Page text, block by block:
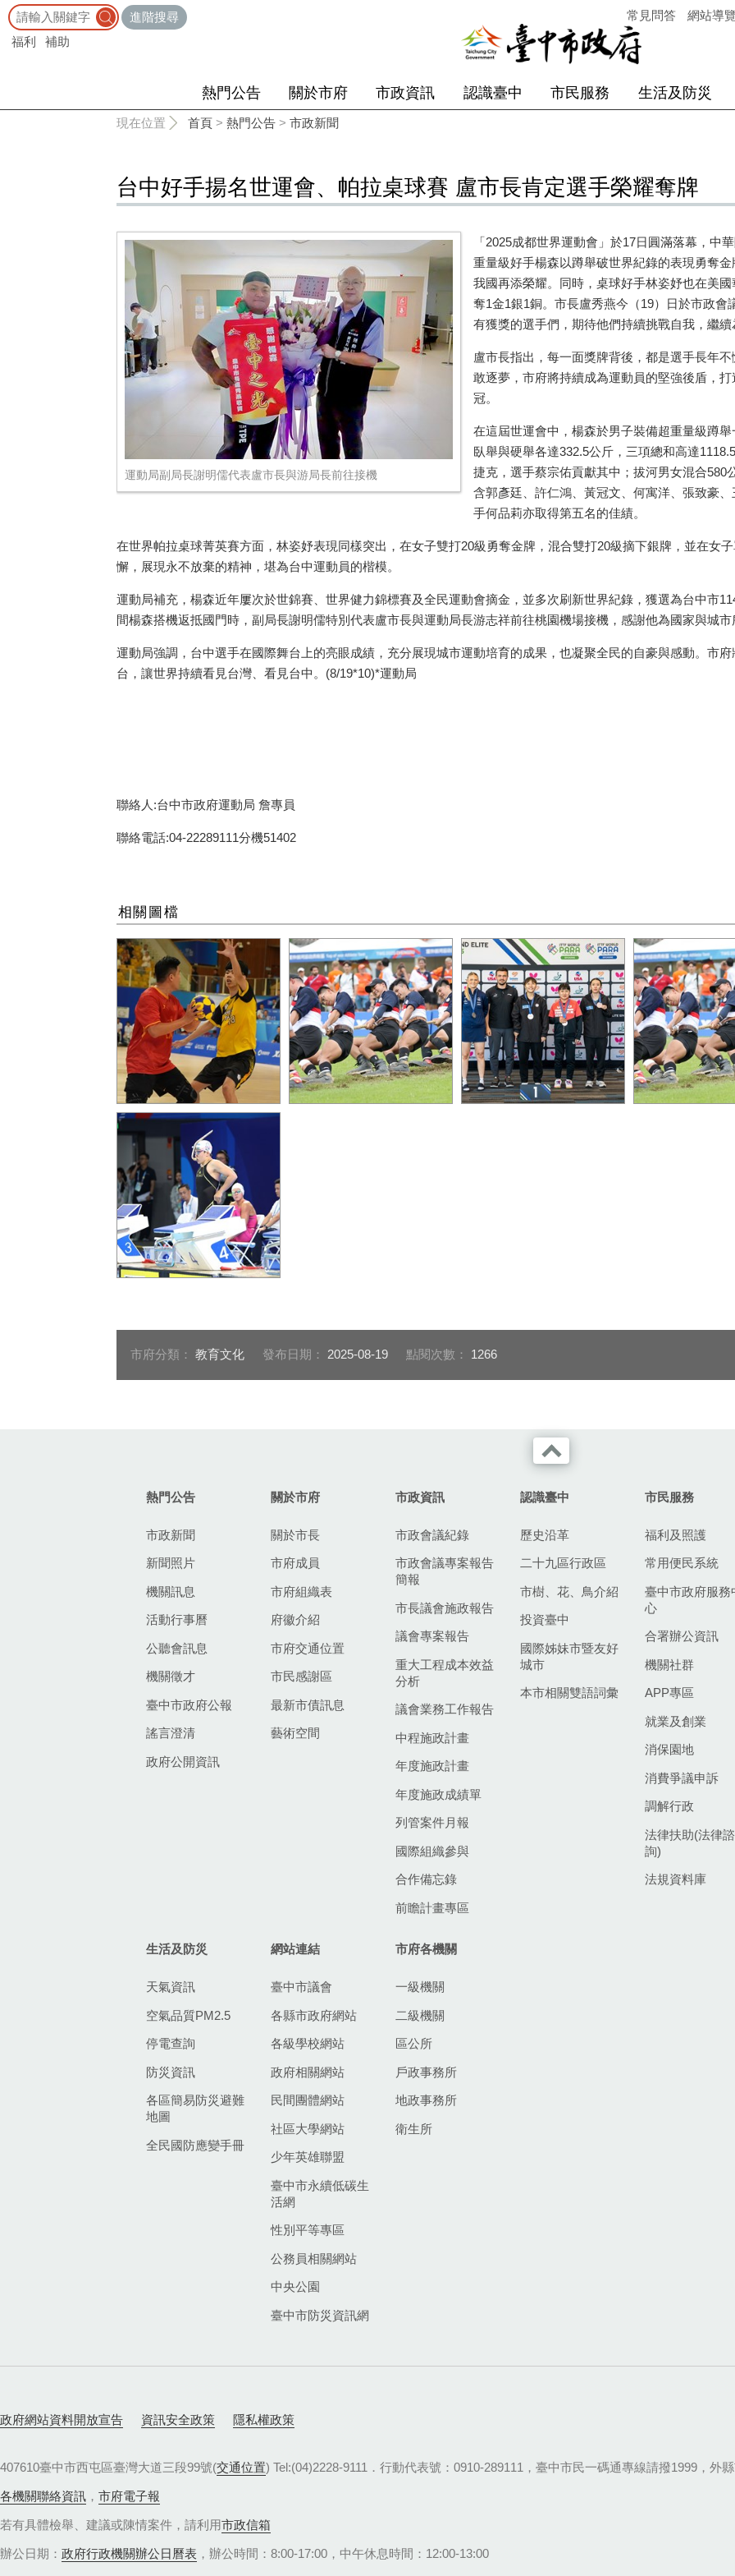
進階搜尋
福利
補助
常見問答 網站導
熱門公告 關於市府 市政資訊 認識臺中 市民服務 生活及防災
現在位置 首頁 > 熱門公告 > 市政新聞
台中好手揚名世運會、帕拉桌球賽 盧市長肯定選手榮耀奪牌
運動局副局長謝明儒代表盧市長與游局長前往接機
「2025成都世界運動會」於17日圓滿落幕，中
重量級好手楊森以蹲舉破世界紀錄的表現勇奪
我國再添榮耀。同時，桌球好手林姿妤也在美
奪1金1銀1銅。市長盧秀燕今（19）日於市政會
有獲獎的選手們，期待他們持續挑戰自我，繼
盧市長指出，每一面獎牌背後，都是選手長年
敢逐夢，市府將持續成為運動員的堅強後盾，
冠。
在這屆世運會中，楊森於男子裝備超重量級蹲舉
臥舉與硬舉各達332.5公斤，三項總和高達1118.5
捷克，選手蔡宗佑貢獻其中；拔河男女混合580
含郭彥廷、許仁鴻、黃冠文、何寓洋、張致豪
手何品莉亦取得第五名的佳績。
在世界帕拉桌球菁英賽方面，林姿妤表現同樣突出，在女子雙打20級勇奪金牌，混合雙打20級摘下銀牌，並在女
懈，展現永不放棄的精神，堪為台中運動員的楷模。
運動局補充，楊森近年屢次於世錦賽、世界健力錦標賽及全民運動會摘金，並多次刷新世界紀錄，獲選為台中市
間楊森搭機返抵國門時，副局長謝明儒特別代表盧市長與運動局長游志祥前往桃園機場接機，感謝他為國家與城
運動局強調，台中選手在國際舞台上的亮眼成績，充分展現城市運動培育的成果，也凝聚全民的自豪與感動。市
台，讓世界持續看見台灣、看見台中。(8/19*10)*運動局
聯絡人:台中市政府運動局 詹專員
聯絡電話:04-22289111分機51402
相關圖檔
合球隊獲世運銅牌戰擊,臺中
好手蔡宗佑表現出色（照片
由中華奧會提供）
會提供）
市府分類： 教育文化 發布日期： 2025-08-19 點閱次數： 1266
熱門公告
市政新聞
新聞照片
機關訊息
活動行事曆
公聽會訊息
機關徵才
臺中市政府公報
謠言澄清
政府公開資訊
關於市府
關於市長
市府成員
市府組織表
府徽介紹
市府交通位置
市民感謝區
最新市債訊息
藝術空間
市政資訊
市政會議紀錄
市政會議專案報告
簡報
市長議會施政報告
議會專案報告
重大工程成本效益
分析
議會業務工作報告
中程施政計畫
年度施政計畫
年度施政成績單
列管案件月報
國際組織參與
合作備忘錄
前瞻計畫專區
認識臺中
歷史沿革
二十九區行政區
市樹、花、鳥介紹
投資臺中
國際姊妹市暨友好
城市
本市相關雙語詞彙
市民服務
福利及照護
常用便民系統
臺中市政府服務
心
合署辦公資訊
機關社群
APP專區
就業及創業
消保園地
消費爭議申訴
調解行政
法律扶助(法律諮
詢)
法規資料庫
生活及防災
天氣資訊
空氣品質PM2.5
停電查詢
防災資訊
各區簡易防災避難
地圖
全民國防應變手冊
網站連結
臺中市議會
各縣市政府網站
各級學校網站
政府相關網站
民間團體網站
社區大學網站
少年英雄聯盟
臺中市永續低碳生
活網
性別平等專區
公務員相關網站
中央公園
臺中市防災資訊網
市府各機關
一級機關
二級機關
區公所
戶政事務所
地政事務所
衛生所
政府網站資料開放宣告 資訊安全政策 隱私權政策
407610臺中市西屯區臺灣大道三段99號(交通位置) Tel:(04)2228-9111．行動代表號：0910-289111，臺中市民一碼通專線請撥1999，外
各機關聯絡資訊 ， 市府電子報
若有具體檢舉、建議或陳情案件，請利用市政信箱
辦公日期： 政府行政機關辦公日曆表 ，辦公時間：8:00-17:00，中午休息時間：12:00-13:00